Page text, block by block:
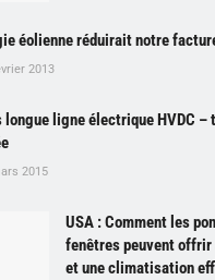
éolienne réduirait notre
2013
longue ligne électrique HVDC
2015
USA : Comment les
fenêtres peuvent
et une climatisation